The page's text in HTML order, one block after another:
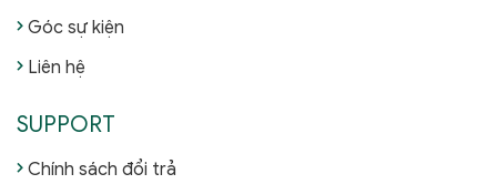
Góc sự kiện
Liên hệ
SUPPORT
Chính sách đổi trả